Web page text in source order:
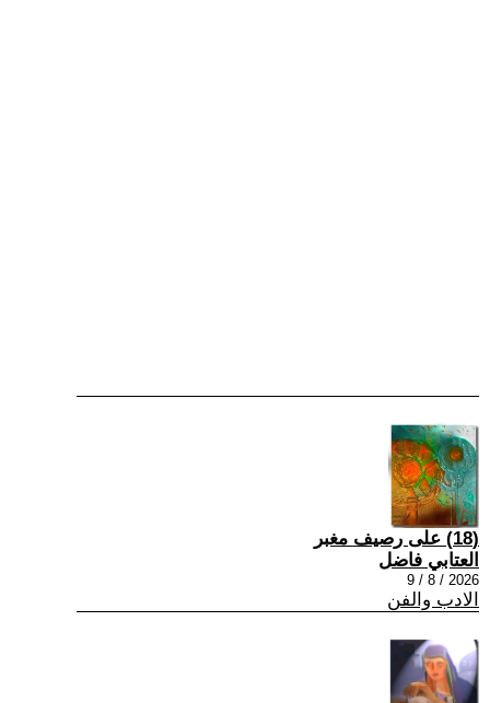
(18) على رصيف مغبر
العتابي فاضل
2026 / 8 / 9
الادب والفن